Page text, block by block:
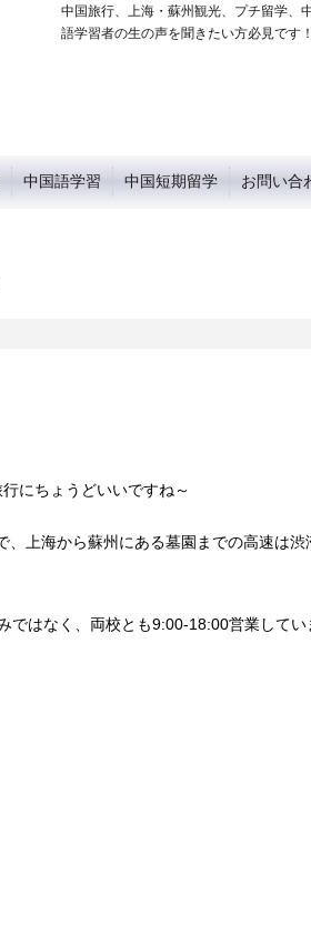
中国旅行、上海・蘇州観光、プチ留学、
語学習者の生の声を聞きたい方必見です
中国語学習 中国短期留学 お問い合
にちょうどいいですね～
上海から蘇州にある墓園までの高速は渋
はなく、両校とも9:00-18:00営業してい